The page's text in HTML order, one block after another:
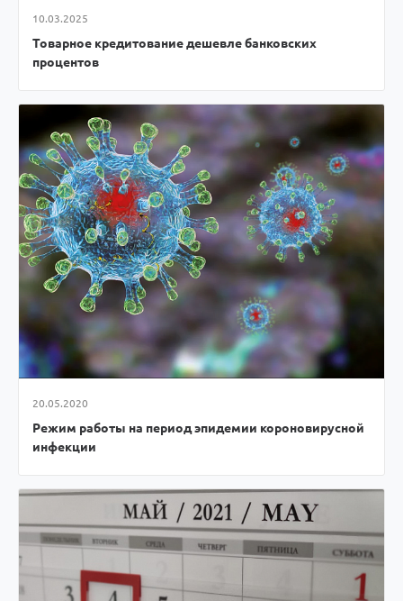
10.03.2025
Товарное кредитование дешевле банковских
процентов
20.05.2020
Режим работы на период эпидемии короновирусной
инфекции